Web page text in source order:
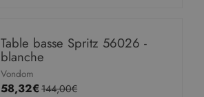
Table basse Spritz 56026 -
blanche
Vondom
58,32€ 144,00€